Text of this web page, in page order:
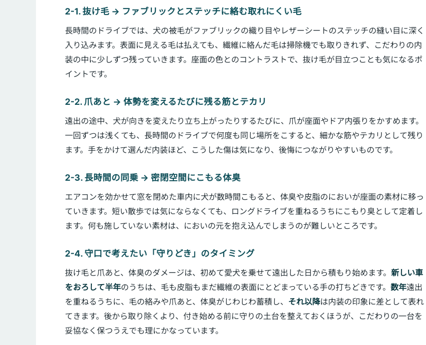
2-1. 抜け毛 → ファブリックとステッチに絡む取れにくい毛
長時間のドライブでは、犬の被毛がファブリックの織り目やレザーシートのステッチの縫い目に深く
入り込みます。表面に見える毛は払えても、繊維に絡んだ毛は掃除機でも取りきれず、こだわりの内
装の中に少しずつ残っていきます。座面の色とのコントラストで、抜け毛が目立つことも気になるポ
イントです。
2-2. 爪あと → 体勢を変えるたびに残る筋とテカリ
遠出の途中、犬が向きを変えたり立ち上がったりするたびに、爪が座面やドア内張りをかすめます。
一回ずつは浅くても、長時間のドライブで何度も同じ場所をこすると、細かな筋やテカリとして残り
ます。手をかけて選んだ内装ほど、こうした傷は気になり、後悔につながりやすいものです。
2-3. 長時間の同乗 → 密閉空間にこもる体臭
エアコンを効かせて窓を閉めた車内に犬が数時間こもると、体臭や皮脂のにおいが座面の素材に移っ
ていきます。短い散歩では気にならなくても、ロングドライブを重ねるうちにこもり臭として定着し
ます。何も施していない素材は、においの元を抱え込んでしまうのが難しいところです。
2-4. 守口で考えたい「守りどき」のタイミング
抜け毛と爪あと、体臭のダメージは、初めて愛犬を乗せて遠出した日から積もり始めます。 新しい車
をおろして半年のうちは、毛も皮脂もまだ繊維の表面にとどまっている手の打ちどきです。 数年遠出
を重ねるうちに、毛の絡みや爪あと、体臭がじわじわ蓄積し、 それ以降は内装の印象に差として表れ
てきます。後から取り除くより、付き始める前に守りの土台を整えておくほうが、こだわりの一台を
妥協なく保つうえでも理にかなっています。